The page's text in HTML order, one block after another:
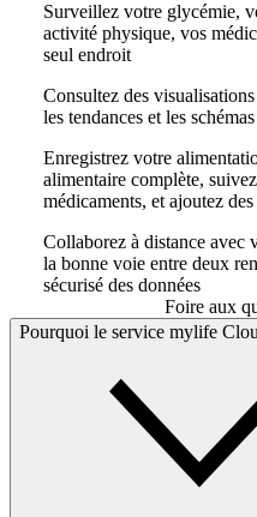
Surveillez votre glycémie,
activité physique, vos
seul endroit
Consultez des
les tendances et les
Enregistrez votre
alimentaire complète,
médicaments, et ajoutez
Collaborez à distance avec
la bonne voie entre deux
sécurisé des données
Foire aux
Pourquoi le service mylife